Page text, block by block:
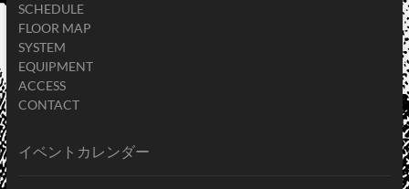
SCHEDULE
FLOOR MAP
SYSTEM
EQUIPMENT
ACCESS
CONTACT
イベントカレンダー